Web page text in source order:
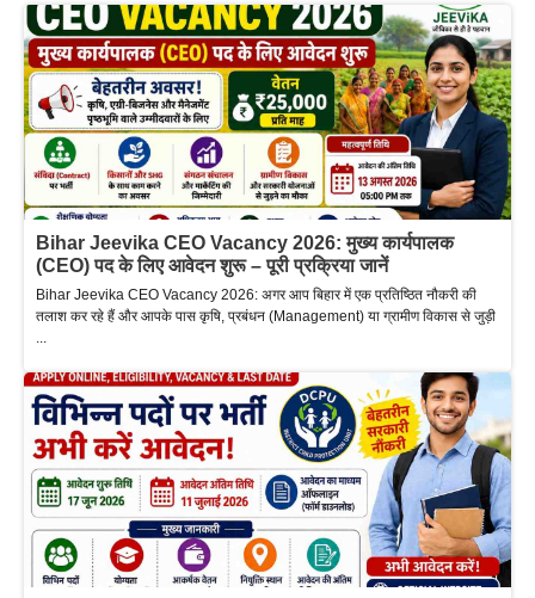
Bihar Jeevika CEO Vacancy 2026: मुख्य कार्यपालक
(CEO) पद के लिए आवेदन शुरू – पूरी प्रक्रिया जानें
Bihar Jeevika CEO Vacancy 2026: अगर आप बिहार में एक प्रतिष्ठित नौकरी की
तलाश कर रहे हैं और आपके पास कृषि, प्रबंधन (Management) या ग्रामीण विकास से जुड़ी
...